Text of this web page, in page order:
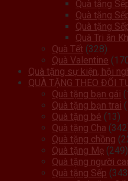
Quà tặng
Quà tặng
Quà tặng
Quà Tri ân
Quà Tết (328)
Quà Valentine
Quà tặng sự kiện, hội
QUÀ TẶNG THEO ĐỐI
Quà tặng bạn gái
Quà tặng bạn trai
Quà tặng bé (13)
Quà tặng Cha
Quà tặng chồng
Quà tặng Mẹ (249)
Quà tặng người
Quà tặng Sếp